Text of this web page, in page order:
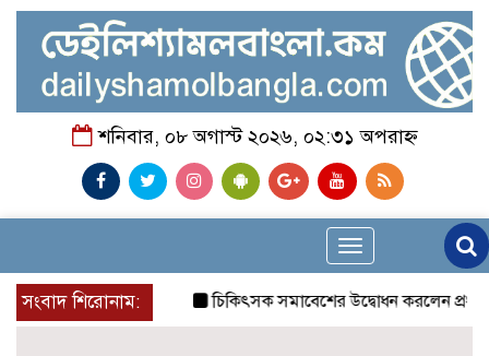
শনিবার, ০৮ অগাস্ট ২০২৬, ০২:৩১ অপরাহ্ন
Toggle
navigation
সংবাদ শিরোনাম:
চিকিৎসক সমাবেশের উদ্বোধন করলেন প্রধানমন্ত্রী